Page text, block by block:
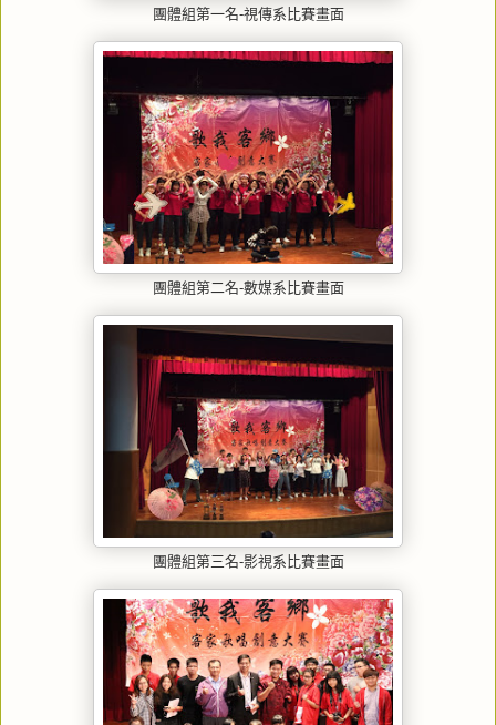
團體組第一名-視傳系比賽畫面
團體組第二名-數媒系比賽畫面
團體組第三名-影視系比賽畫面